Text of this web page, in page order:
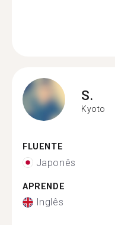
S.
Kyoto
FLUENTE
Japonês
APRENDE
Inglês